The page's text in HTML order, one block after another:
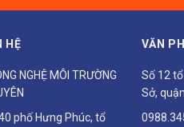
HỆ
NGHỆ MÔI TRƯỜNG
phố Hưng Phúc, tổ
VĂN
Số 12
Sở,